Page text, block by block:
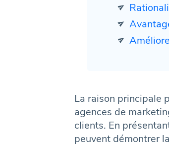
Avantages
Améliorer
La raison principale
agences de
clients. En
peuvent démontrer